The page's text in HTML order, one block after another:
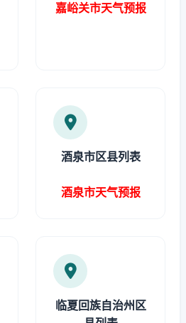
嘉峪关市天气预报
酒泉市区县列表
酒泉市天气预报
临夏回族自治州区